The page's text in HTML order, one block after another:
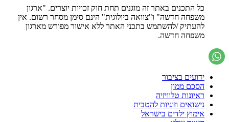
כל התכנים באתר זה מוגנים תחת חוק זכויות יוצרים. "ארגון
משפחה חדשה" ו"צוואה ביולוגית" הינם סימן מסחר רשום. אין
להעתיק /להשתמש בתכני האתר ללא אישור מפורש מארגון
משפחה חדשה.
ידועים בציבור
הסכם ממון
ראיונות טלוויזיה
נישואים וזוגיות להטבית
אימוץ ילדים בישראל